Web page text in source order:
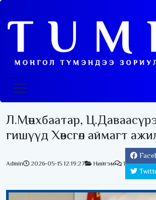
Л.Мөнхбаатар,
гишүүд Хөвсгөл аймагт
Admin 2026-05-15 12:19:27 Нийгэм 1